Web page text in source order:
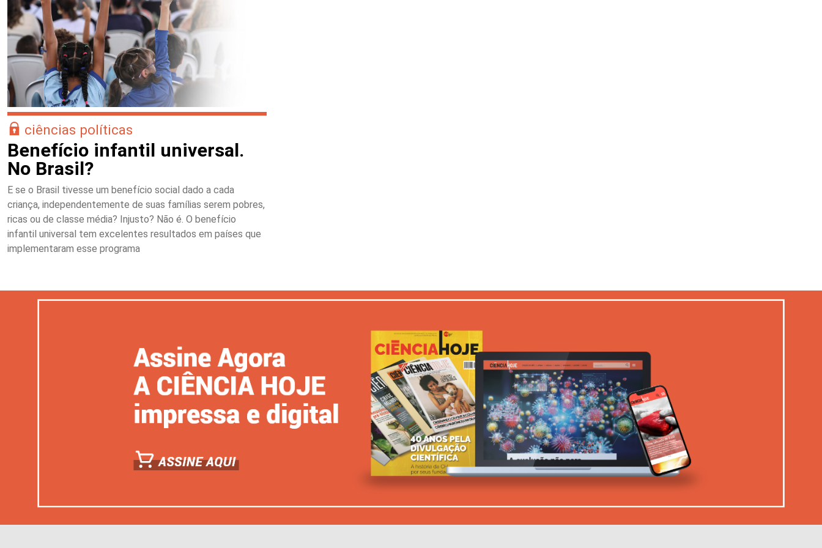
ciências políticas
Benefício infantil universal.
No Brasil?
E se o Brasil tivesse um benefício social dado a cada
criança, independentemente de suas famílias serem pobres,
ricas ou de classe média? Injusto? Não é. O benefício
infantil universal tem excelentes resultados em países que
implementaram esse programa